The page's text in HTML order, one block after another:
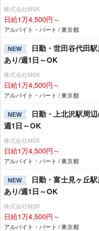
株式会社MSK
日給1万4,500円～
アルバイト・パート / 東京都
NEW
日勤・世田谷代田
あり/週1日～OK
株式会社MSK
日給1万4,500円～
アルバイト・パート / 東京都
NEW
日勤・上北沢駅周
週1日～OK
株式会社MSK
日給1万4,500円～
アルバイト・パート / 東京都
NEW
日勤・富士見ヶ丘
あり/週1日～OK
株式会社MSK
日給1万4,500円～
アルバイト・パート / 東京都